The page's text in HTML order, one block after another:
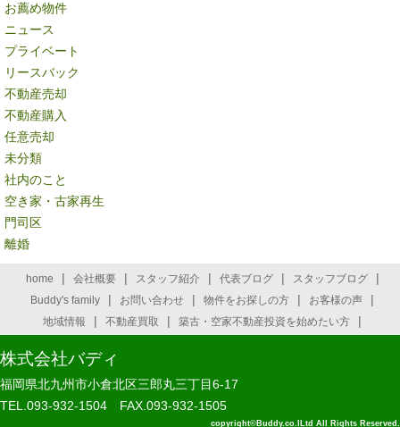
お薦め物件
ニュース
プライベート
リースバック
不動産売却
不動産購入
任意売却
未分類
社内のこと
空き家・古家再生
門司区
離婚
home | 会社概要 | スタッフ紹介 | 代表ブログ | スタッフブログ |
Buddy's family | お問い合わせ | 物件をお探しの方 | お客様の声 |
地域情報 | 不動産買取 | 築古・空家不動産投資を始めたい方 |
株式会社バディ
福岡県北九州市小倉北区三郎丸三丁目6-17
TEL.093-932-1504 FAX.093-932-1505
copyright©Buddy.co.lLtd All Rights Reserved.